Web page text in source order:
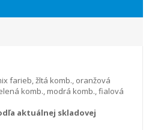
farieb, žltá komb., oranžová
komb., modrá komb., fialová
aktuálnej skladovej